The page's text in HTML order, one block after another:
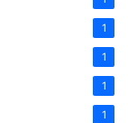
1
1
1
1